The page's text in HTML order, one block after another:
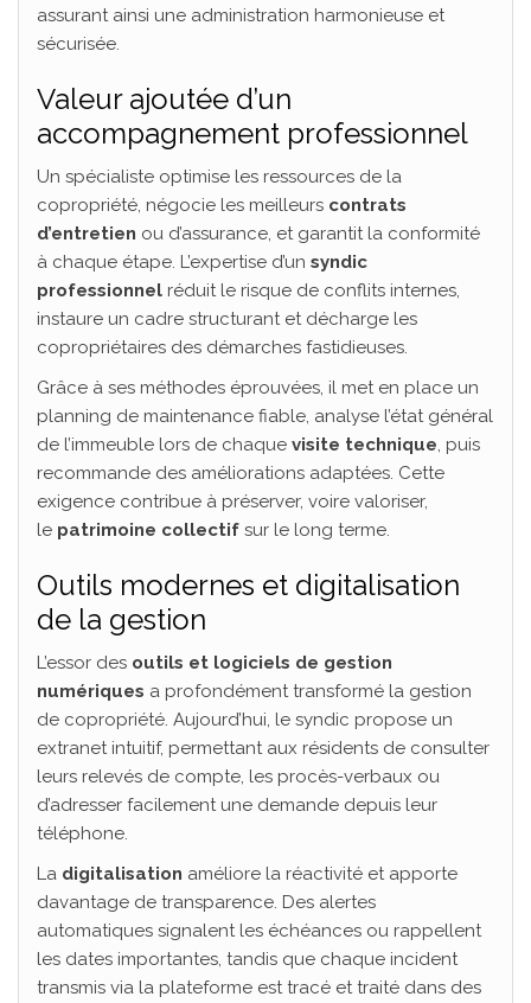
assurant ainsi une administration harmonieuse et
sécurisée.
Valeur ajoutée d’un
accompagnement professionnel
Un spécialiste optimise les ressources de la
copropriété, négocie les meilleurs contrats
d’entretien ou d’assurance, et garantit la conformité
à chaque étape. L’expertise d’un syndic
professionnel réduit le risque de conflits internes,
instaure un cadre structurant et décharge les
copropriétaires des démarches fastidieuses.
Grâce à ses méthodes éprouvées, il met en place un
planning de maintenance fiable, analyse l’état général
de l’immeuble lors de chaque visite technique, puis
recommande des améliorations adaptées. Cette
exigence contribue à préserver, voire valoriser,
le patrimoine collectif sur le long terme.
Outils modernes et digitalisation
de la gestion
L’essor des outils et logiciels de gestion
numériques a profondément transformé la gestion
de copropriété. Aujourd’hui, le syndic propose un
extranet intuitif, permettant aux résidents de consulter
leurs relevés de compte, les procès-verbaux ou
d’adresser facilement une demande depuis leur
téléphone.
La digitalisation améliore la réactivité et apporte
davantage de transparence. Des alertes
automatiques signalent les échéances ou rappellent
les dates importantes, tandis que chaque incident
transmis via la plateforme est tracé et traité dans des